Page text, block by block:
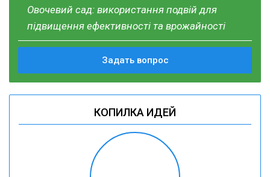
Овочевий сад: використання подвій для
підвищення ефективності та врожайності
Задать вопрос
КОПИЛКА ИДЕЙ